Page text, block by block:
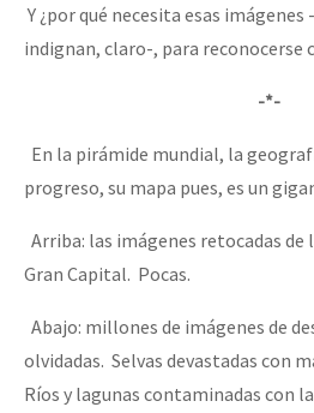
Y ¿por qué necesita esas imágenes
indignan, claro-, para reconocerse
-*-
En la pirámide mundial, la
progreso, su mapa pues, es un
Arriba: las imágenes retocadas
Gran Capital. Pocas.
Abajo: millones de imágenes de
olvidadas. Selvas devastadas con
Ríos y lagunas contaminadas con